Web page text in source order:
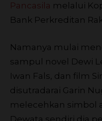
Pancasila melalui
Bank Perkreditan
Namanya mulai
sampul novel Dewi
Iwan Fals, dan film
disutradarai Garin
melecehkan simbol
Dewata sendiri dia